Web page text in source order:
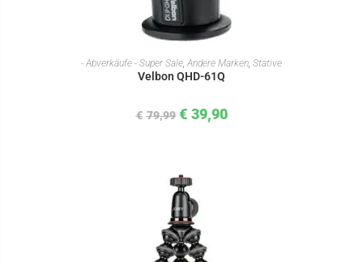
IN DEN WARENKORB
- Abverkäufe - Super Sale, Andere Marken, Stative
Velbon QHD-61Q
€ 79,99 € 39,90